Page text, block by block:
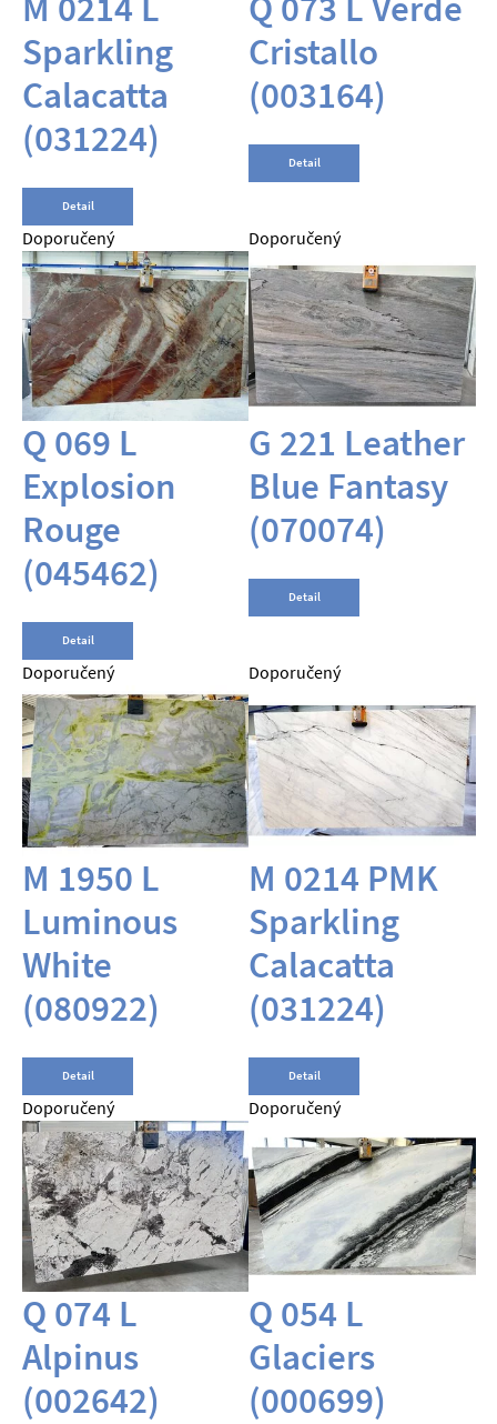
Sparkling
Calacatta
(031224)
Detail
Cristallo
(003164)
Detail
Doporučený
Q 069 L
Explosion
Rouge
(045462)
Detail
Doporučený
G 221 Leather
Blue Fantasy
(070074)
Detail
Doporučený
M 1950 L
Luminous
White
(080922)
Detail
Doporučený
M 0214 PMK
Sparkling
Calacatta
(031224)
Detail
Doporučený
Q 074 L
Alpinus
(002642)
Doporučený
Q 054 L
Glaciers
(000699)